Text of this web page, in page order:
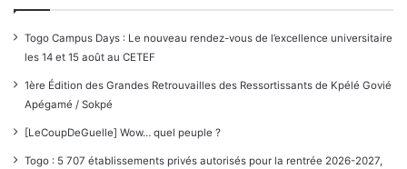
Togo Campus Days : Le nouveau rendez-vous de l’excellence universitaire
les 14 et 15 août au CETEF
1ère Édition des Grandes Retrouvailles des Ressortissants de Kpélé Govié
Apégamé / Sokpé
[LeCoupDeGuelle] Wow… quel peuple ?
Togo : 5 707 établissements privés autorisés pour la rentrée 2026-2027,